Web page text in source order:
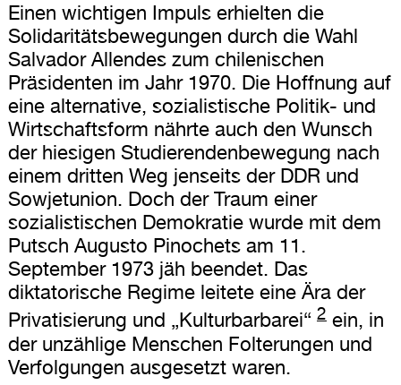
Einen wichtigen Impuls erhielten die
Solidaritätsbewegungen durch die Wahl
Salvador Allendes zum chilenischen
Präsidenten im Jahr 1970. Die Hoffnung auf
eine alternative, sozialistische Politik- und
Wirtschaftsform nährte auch den Wunsch
der hiesigen Studierendenbewegung nach
einem dritten Weg jenseits der DDR und
Sowjetunion. Doch der Traum einer
sozialistischen Demokratie wurde mit dem
Putsch Augusto Pinochets am 11.
September 1973 jäh beendet. Das
diktatorische Regime leitete eine Ära der
Privatisierung und „Kulturbarbarei“ 2ein, in
der unzählige Menschen Folterungen und
Verfolgungen ausgesetzt waren.